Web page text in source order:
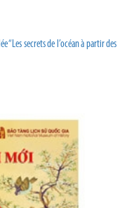
“Les secrets de l’océan à partir des